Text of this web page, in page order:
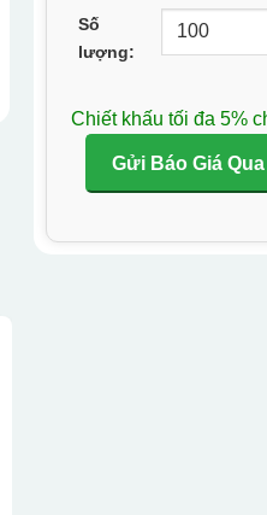
Số
lượng:
Chiết khấu tối đa 5%
Gửi Báo Giá Qua